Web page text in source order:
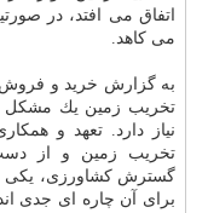
اتفاق می افتد، در
می كاهد.
به گزارش خرید و فروش
تخریب زمین یك مشكل
نیاز دارد. تعهد و
تخریب زمین و از
گسترش كشاورزی، یكی
برای آن چاره ای جدی